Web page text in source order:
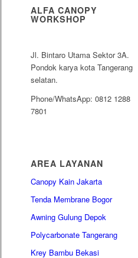
ALFA CANOPY
WORKSHOP
Jl. Bintaro Utama Sektor 3A.
Pondok karya kota Tangerang
selatan.
Phone/WhatsApp: 0812 1288
7801
AREA LAYANAN
Canopy Kain Jakarta
Tenda Membrane Bogor
Awning Gulung Depok
Polycarbonate Tangerang
Krey Bambu Bekasi